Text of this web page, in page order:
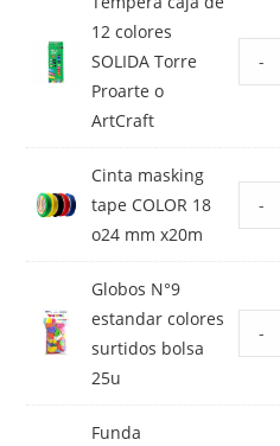
12 colores
SOLIDA Torre
Proarte o
ArtCraft
-
Cinta masking
tape COLOR 18
o24 mm x20m
-
Globos N°9
estandar colores
surtidos bolsa
25u
-
Funda